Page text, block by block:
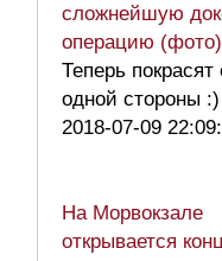
сложнейшую
операцию (фото)
Теперь покрасят
одной стороны :)
2018-07-09
На Морвокзале
открывается